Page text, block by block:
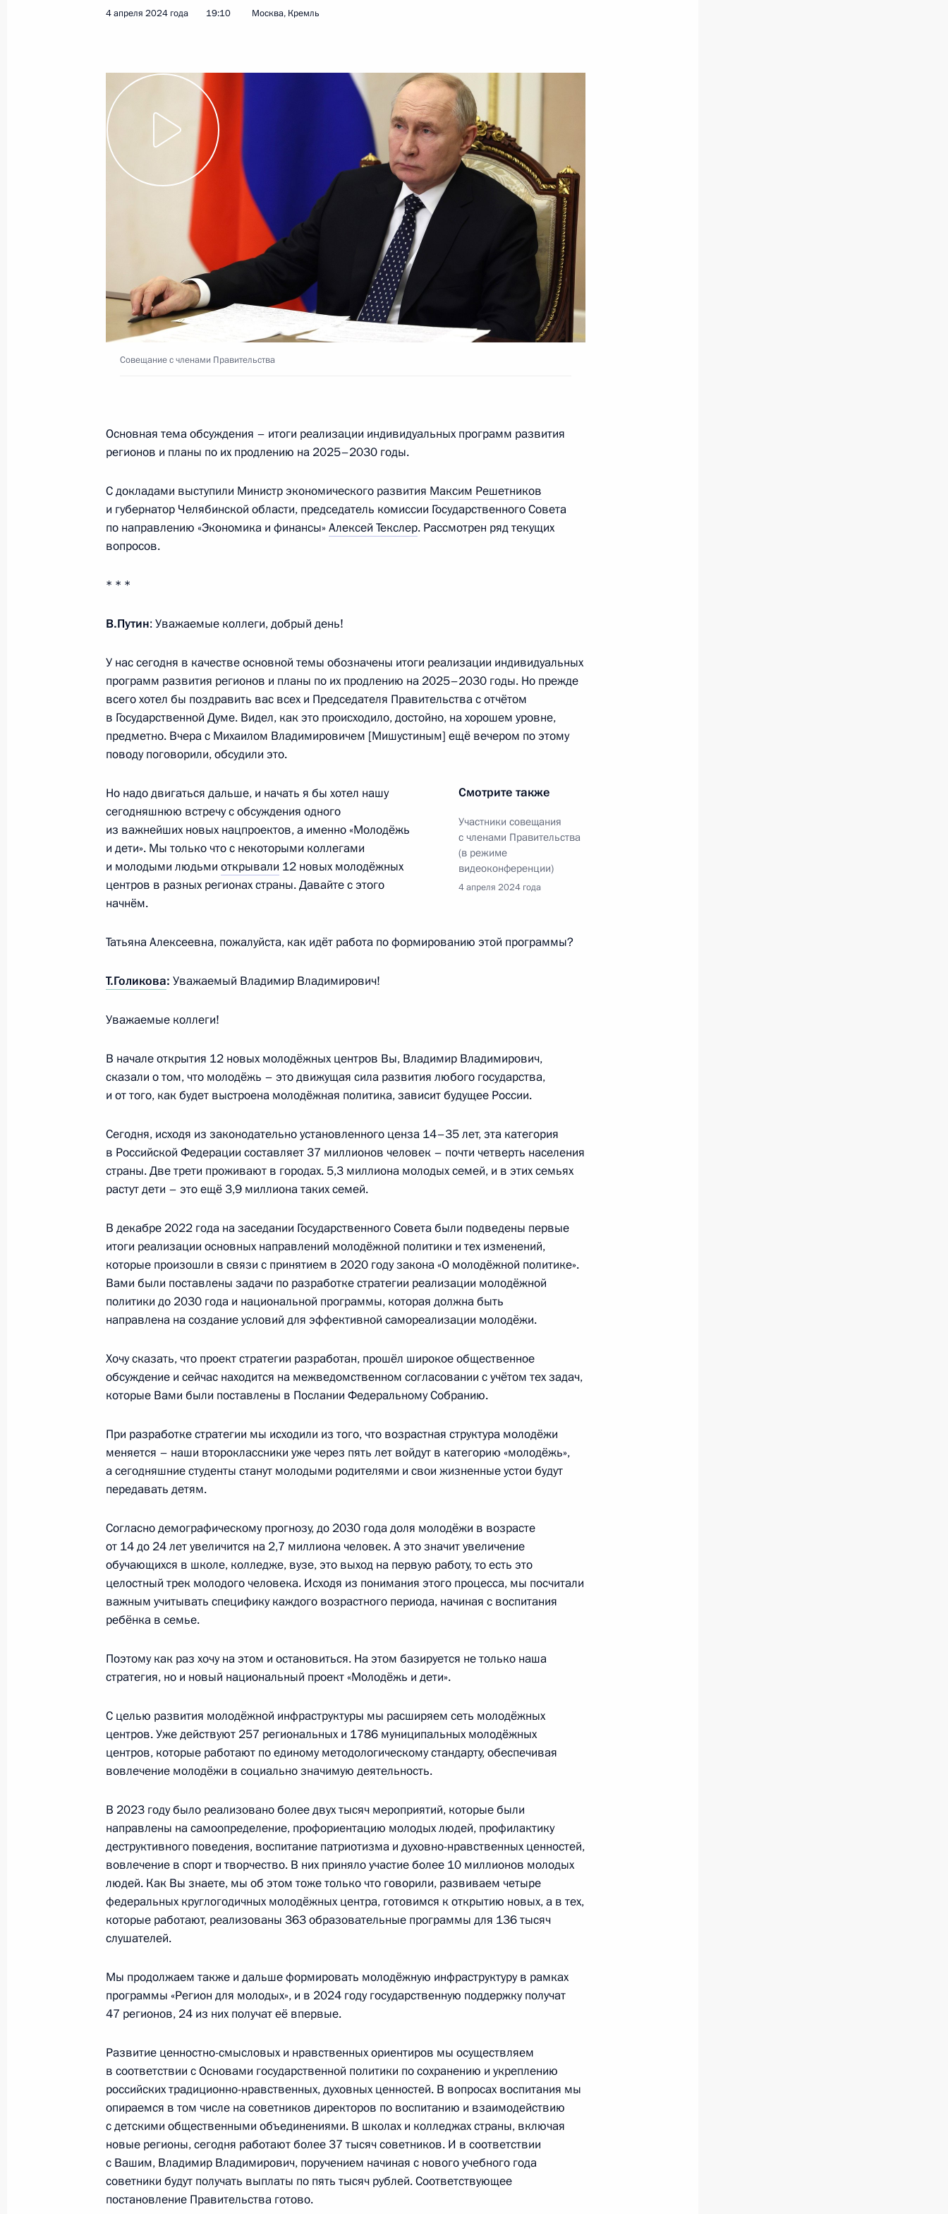
Заседание комиссии Госсовета по направлению «Энергетика»
3 апреля 2024 года, 18:00
Встреча с губернатором Забайкальского края Александром
3 апреля 2024 года, 17:10
Встреча с губернатором Сахалинской области Валерием
Лимаренко
3 апреля 2024 года, 16:45
Президент получил доклады о ситуации с паводками в Алтайском
крае и Оренбургской области
Рабочая поездка Марии Львовой-Беловой в Красноярский край
Встреча с временно исполняющим обязанности губернатора
1 апреля 2024 года, 13:45
Рабочая поездка Марии Львовой-Беловой в Тамбовскую область
29 марта 2024 года, 20:00
Совещание по вопросу создания федеральных круглогодичных
курортов
28 марта 2024 года, 20:15
Встреча с губернатором Тверской области Игорем Руденей
Встреча с работниками культуры Тверской области
27 марта 2024 года, 18:10
Совещание по мерам, принимаемым после теракта в «Крокус
Сити Холле»
25 марта 2024 года, 21:35
Перечень поручений по итогам совещания по вопросам
социально-экономического развития Калининградской области
транспортных средств, переданных безвозмездно в зону СВО
23 марта 2024 года, 19:15
Внесено изменение в статью 13 закона о племенном
животноводстве
23 марта 2024 года, 18:50
и оборота этилового спирта, алкогольной и спиртосодержащей
продукции
Срок функционирования особой экономической зоны
на территории Магадана продлевается до 31 декабря 2046 года
23 марта 2024 года, 18:30
Концерт по случаю 10-летия воссоединения Крыма
и Севастополя с Россией
18 марта 2024 года, 19:20
Перечень поручений по итогам встречи с учащимися вузов
Калининградской области
15 марта 2024 года, 18:10
Перечень поручений по итогам встречи со студентами –
участниками СВО
15 марта 2024 года, 18:05
Встреча с главой Республики Саха (Якутия) Айсеном Николаевым
4 апреля 2024 года 19:10 Москва, Кремль
Совещание с членами Правительства
Основная тема обсуждения – итоги реализации индивидуальных программ развития
регионов и планы по их продлению на 2025–2030 годы.
С докладами выступили Министр экономического развития Максим Решетников
и губернатор Челябинской области, председатель комиссии Государственного Совета
по направлению «Экономика и финансы»Алексей Текслер. Рассмотрен ряд текущих
вопросов.
* * *
В.Путин: Уважаемые коллеги, добрый день!
У нас сегодня в качестве основной темы обозначены итоги реализации индивидуальных
программ развития регионов и планы по их продлению на 2025–2030 годы. Но прежде
всего хотел бы поздравить вас всех и Председателя Правительства с отчётом
в Государственной Думе. Видел, как это происходило, достойно, на хорошем уровне,
предметно. Вчера с Михаилом Владимировичем [Мишустиным] ещё вечером по этому
поводу поговорили, обсудили это.
Смотрите также
Участники совещания
с членами Правительства
(в режиме
видеоконференции)
4 апреля 2024 года
Но надо двигаться дальше, и начать я бы хотел нашу
сегодняшнюю встречу с обсуждения одного
из важнейших новых нацпроектов, а именно «Молодёжь
и дети». Мы только что с некоторыми коллегами
и молодыми людьми открывали 12 новых молодёжных
центров в разных регионах страны. Давайте с этого
начнём.
Татьяна Алексеевна, пожалуйста, как идёт работа по формированию этой программы?
Т.Голикова: Уважаемый Владимир Владимирович!
Уважаемые коллеги!
В начале открытия 12 новых молодёжных центров Вы, Владимир Владимирович,
сказали о том, что молодёжь – это движущая сила развития любого государства,
и от того, как будет выстроена молодёжная политика, зависит будущее России.
Сегодня, исходя из законодательно установленного ценза 14–35 лет, эта категория
в Российской Федерации составляет 37 миллионов человек – почти четверть населения
страны. Две трети проживают в городах. 5,3 миллиона молодых семей, и в этих семьях
растут дети – это ещё 3,9 миллиона таких семей.
В декабре 2022 года на заседании Государственного Совета были подведены первые
итоги реализации основных направлений молодёжной политики и тех изменений,
которые произошли в связи с принятием в 2020 году закона «О молодёжной политике».
Вами были поставлены задачи по разработке стратегии реализации молодёжной
политики до 2030 года и национальной программы, которая должна быть
направлена на создание условий для эффективной самореализации молодёжи.
Хочу сказать, что проект стратегии разработан, прошёл широкое общественное
обсуждение и сейчас находится на межведомственном согласовании с учётом тех задач,
которые Вами были поставлены в Послании Федеральному Собранию.
При разработке стратегии мы исходили из того, что возрастная структура молодёжи
меняется – наши второклассники уже через пять лет войдут в категорию «молодёжь»,
а сегодняшние студенты станут молодыми родителями и свои жизненные устои будут
передавать детям.
Согласно демографическому прогнозу, до 2030 года доля молодёжи в возрасте
от 14 до 24 лет увеличится на 2,7 миллиона человек. А это значит увеличение
обучающихся в школе, колледже, вузе, это выход на первую работу, то есть это
целостный трек молодого человека. Исходя из понимания этого процесса, мы посчитали
важным учитывать специфику каждого возрастного периода, начиная с воспитания
ребёнка в семье.
Поэтому как раз хочу на этом и остановиться. На этом базируется не только наша
стратегия, но и новый национальный проект «Молодёжь и дети».
С целью развития молодёжной инфраструктуры мы расширяем сеть молодёжных
центров. Уже действуют 257 региональных и 1786 муниципальных молодёжных
центров, которые работают по единому методологическому стандарту, обеспечивая
вовлечение молодёжи в социально значимую деятельность.
В 2023 году было реализовано более двух тысяч мероприятий, которые были
направлены на самоопределение, профориентацию молодых людей, профилактику
деструктивного поведения, воспитание патриотизма и духовно-нравственных ценностей,
вовлечение в спорт и творчество. В них приняло участие более 10 миллионов молодых
людей. Как Вы знаете, мы об этом тоже только что говорили, развиваем четыре
федеральных круглогодичных молодёжных центра, готовимся к открытию новых, а в тех,
которые работают, реализованы 363 образовательные программы для 136 тысяч
слушателей.
Мы продолжаем также и дальше формировать молодёжную инфраструктуру в рамках
программы «Регион для молодых», и в 2024 году государственную поддержку получат
47 регионов, 24 из них получат её впервые.
Развитие ценностно-смысловых и нравственных ориентиров мы осуществляем
в соответствии с Основами государственной политики по сохранению и укреплению
российских традиционно-нравственных, духовных ценностей. В вопросах воспитания мы
опираемся в том числе на советников директоров по воспитанию и взаимодействию
с детскими общественными объединениями. В школах и колледжах страны, включая
новые регионы, сегодня работают более 37 тысяч советников. И в соответствии
с Вашим, Владимир Владимирович, поручением начиная с нового учебного года
советники будут получать выплаты по пять тысяч рублей. Соответствующее
постановление Правительства готово.